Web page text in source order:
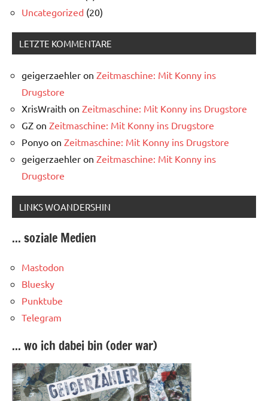
Uncategorized (20)
LETZTE KOMMENTARE
geigerzaehler on Zeitmaschine: Mit Konny ins
Drugstore
XrisWraith on Zeitmaschine: Mit Konny ins Drugstore
GZ on Zeitmaschine: Mit Konny ins Drugstore
Ponyo on Zeitmaschine: Mit Konny ins Drugstore
geigerzaehler on Zeitmaschine: Mit Konny ins
Drugstore
LINKS WOANDERSHIN
... soziale Medien
Mastodon
Bluesky
Punktube
Telegram
... wo ich dabei bin (oder war)